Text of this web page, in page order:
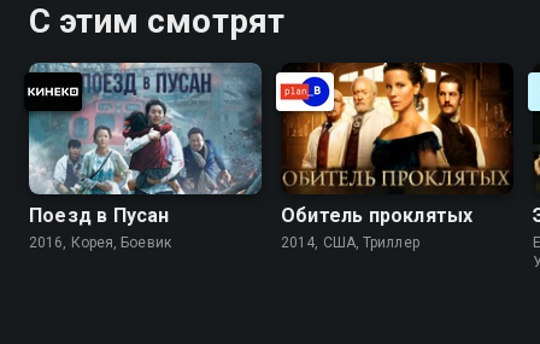
С этим смотрят
Поезд в Пусан
2016, Корея, Боевик
Обитель проклятых
2014, США, Триллер